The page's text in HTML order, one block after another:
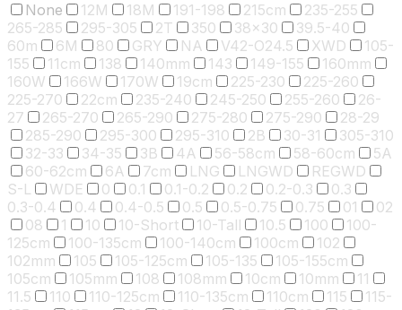
None 12M 18M 191-198 215cm
235-255
265-285
295-305 2T 350 38x30
39.5-40
60m
6M 80 GRY NA V42-O24.5 XWD
105-
155
11cm 138 140mm 143 149-155
160mm
160W
166W 170W 19cm 225-230
225-260
225-270
22cm 235-240 245-250 255-260
26-
27
265-270 265-290 275-280 275-290
28-29
285-290
295-300 295-310 2B 30-31
305-310
32-33
34-35 3B 4A 56-58cm 58-60cm
5A
60-62cm
6A 7cm LNG LNGWD
REGWD
S-L
WDE 0 0.1 0.1-0.2 0.2 0.2-0.3
0.3
0.3-0.4
0.4 0.4-0.5 0.5 0.5-0.75 0.75 01
02
08
1 10 10-Short 10-Tall 10.5 100
100-
125cm
100-135cm 100-140cm 100cm
102
102mm
105 105-125cm 105-135
105-155cm
105cm
105mm 108 108mm 10cm 10mm
11
11.5
110 110-125cm 110-135cm 110cm 115
115-